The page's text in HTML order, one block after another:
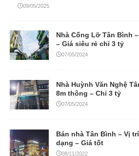
09/05/2025
Nhà Cống Lỡ Tân Bình
– Giá siêu rẻ chỉ 3 tỷ
07/05/2024
Nhà Huỳnh Văn Nghệ
8m thông – Chỉ 3 tỷ
07/05/2024
Bán nhà Tân Bình – Vị
dạng – Giá tốt
08/11/2022